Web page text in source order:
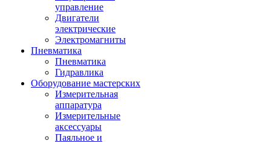
управление
Двигатели
электрические
Электромагниты
Пневматика
Пневматика
Гидравлика
Оборудование мастерских
Измерительная
аппаратура
Измерительные
аксессуары
Паяльное и